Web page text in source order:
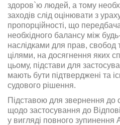
здоров`ю людей, а тому
заходів слід оцінювати з
пропорційності, що
необхідного балансу між
наслідками для прав, свобод
цілями, на досягнення яких
цьому, підстави для
мають бути підтверджені та
судового рішення.
Підставою для звернення до
щодо застосування до
у вигляді повного зупинення